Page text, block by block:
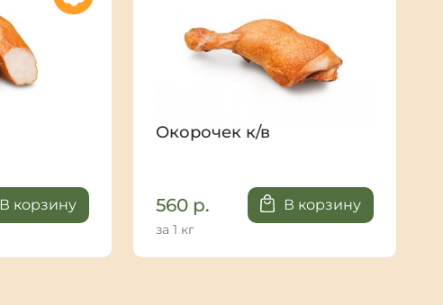
В корзину
Окорочек к/в
560 р.
за 1 кг
В корзину